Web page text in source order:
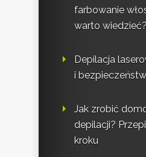
farbowanie
warto wiedzieć?
Depilacja
i
Jak zrobić
depilacji?
kroku